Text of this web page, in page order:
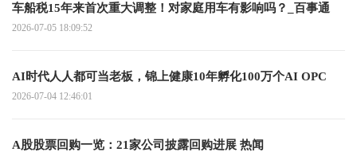
车船税15年来首次重大调整！对家庭用车有影响吗？_百事通
2026-07-05 18:09:52
AI时代人人都可当老板，锦上健康10年孵化100万个AI OPC
2026-07-04 12:46:01
A股股票回购一览：21家公司披露回购进展 热闻